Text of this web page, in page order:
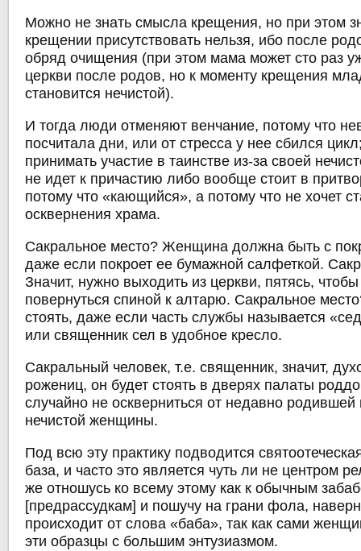
Можно не знать смысла крещения, но при этом
крещении присутствовать нельзя, ибо после
обряд очищения (при этом мама может сто раз
церкви после родов, но к моменту крещения
становится нечистой).
И тогда люди отменяют венчание, потому что
посчитала дни, или от стресса у нее сбился
принимать участие в таинстве из-за своей
не идет к причастию либо вообще стоит в
потому что «кающийся», а потому что не хочет
осквернения храма.
Сакральное место? Женщина должна быть с
даже если покроет ее бумажной салфеткой.
Значит, нужно выходить из церкви, пятясь,
повернуться спиной к алтарю. Сакральное
стоять, даже если часть службы называется
или священник сел в удобное кресло.
Сакральный человек, т.е. священник, значит,
рожениц, он будет стоять в дверях палаты
случайно не оскверниться от недавно родившей
нечистой женщины.
Под всю эту практику подводится
база, и часто это является чуть ли не центром
же отношусь ко всему этому как к обычным
[предрассудкам] и пошучу на грани фола,
происходит от слова «баба», так как сами
эти образцы с большим энтузиазмом.